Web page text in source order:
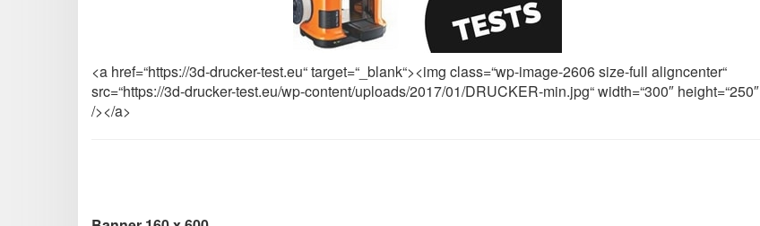
<a href=“https://3d-drucker-test.eu“ target=“_blank“><img class=“wp-image-2606 size-full aligncenter“
src=“https://3d-drucker-test.eu/wp-content/uploads/2017/01/DRUCKER-min.jpg“ width=“300″ height=“250″
/></a>